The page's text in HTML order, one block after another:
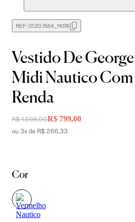
REF: 07.20.7554_11076
Vestido De
Midi Nautico Com
Renda
R$ 1.598,00R$ 799,00
ou 3x de R$ 266,33
Cor